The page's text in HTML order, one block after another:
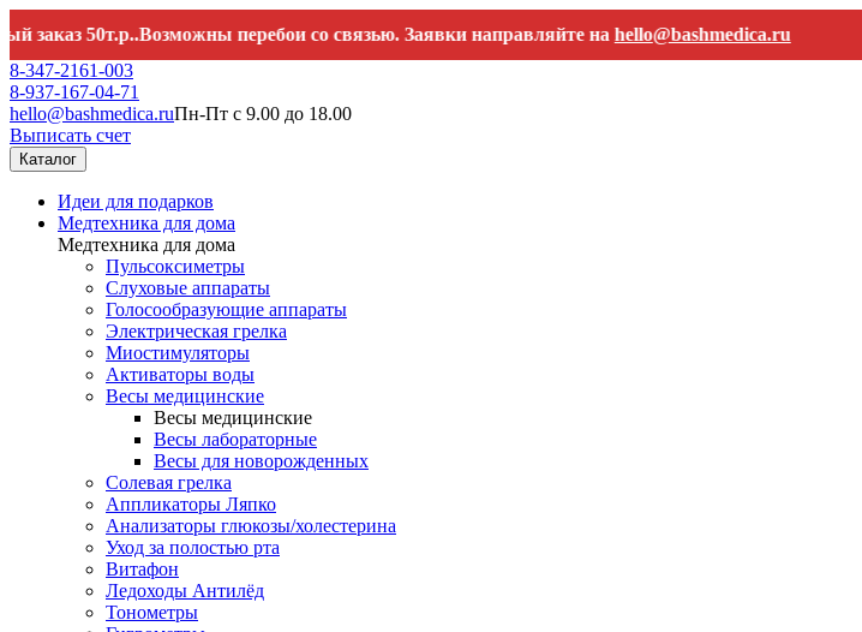
50т.р..Возможны перебои со связью. Заявки направляйте наhello@bashmedica.ru
8-347-2161-003
8-937-167-04-71
hello@bashmedica.ruПн-Пт с 9.00 до 18.00
Выписать счет
Каталог
Идеи для подарков
Медтехника для дома
Медтехника для дома
Пульсоксиметры
Слуховые аппараты
Голосообразующие аппараты
Электрическая грелка
Миостимуляторы
Активаторы воды
Весы медицинские
Весы медицинские
Весы лабораторные
Весы для новорожденных
Солевая грелка
Аппликаторы Ляпко
Анализаторы глюкозы/холестерина
Уход за полостью рта
Витафон
Ледоходы Антилёд
Тонометры